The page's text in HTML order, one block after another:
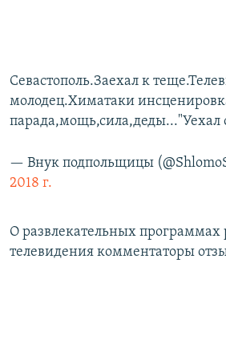
Севастополь.Заехал к
молодец.Химатаки
парада,мощь,сила,деды..."Уехал
— Внук подпольщицы
2018 г.
О развлекательных программах
телевидения комментаторы